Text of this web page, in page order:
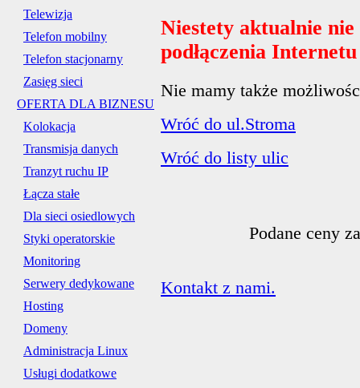
Telewizja
Telefon mobilny
Telefon stacjonarny
Zasięg sieci
OFERTA DLA BIZNESU
Kolokacja
Transmisja danych
Tranzyt ruchu IP
Łącza stałe
Dla sieci osiedlowych
Styki operatorskie
Monitoring
Serwery dedykowane
Hosting
Domeny
Administracja Linux
Usługi dodatkowe
Niestety aktualnie
podłączenia
Nie mamy także
Wróć do ul.Stroma
Wróć do listy ulic
Podane ceny
Kontakt z nami.